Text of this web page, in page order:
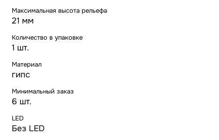
Максимальная высота рельефа
21 мм
Количество в упаковке
1 шт.
Материал
гипс
Минимальный заказ
6 шт.
LED
Без LED